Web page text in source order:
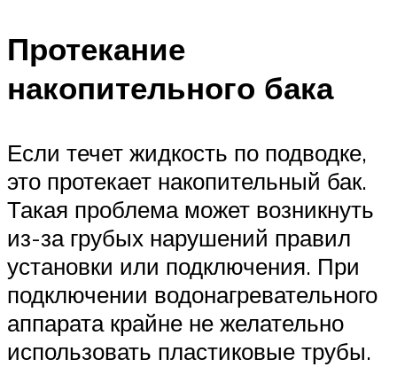
Протекание
накопительного бака
Если течет жидкость по подводке,
это протекает накопительный бак.
Такая проблема может возникнуть
из-за грубых нарушений правил
установки или подключения. При
подключении водонагревательного
аппарата крайне не желательно
использовать пластиковые трубы.